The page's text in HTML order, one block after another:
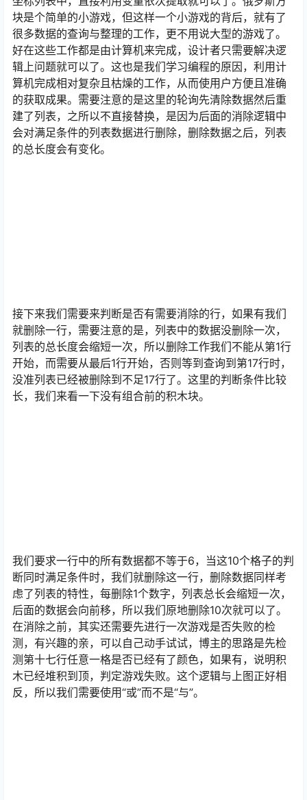
块是个简单的小游戏，但这样一个小游戏的背后，就有了
很多数据的查询与整理的工作，更不用说大型的游戏了。
好在这些工作都是由计算机来完成，设计者只需要解决逻
辑上问题就可以了。这也是我们学习编程的原因，利用计
算机完成相对复杂且枯燥的工作，从而使用户方便且准确
的获取成果。需要注意的是这里的轮询先清除数据然后重
建了列表，之所以不直接替换，是因为后面的消除逻辑中
会对满足条件的列表数据进行删除，删除数据之后，列表
的总长度会有变化。
接下来我们需要来判断是否有需要消除的行，如果有我们
就删除一行，需要注意的是，列表中的数据没删除一次，
列表的总长度会缩短一次，所以删除工作我们不能从第1行
开始，而需要从最后1行开始，否则等到查询到第17行时，
没准列表已经被删除到不足17行了。这里的判断条件比较
长，我们来看一下没有组合前的积木块。
我们要求一行中的所有数据都不等于6，当这10个格子的判
断同时满足条件时，我们就删除这一行，删除数据同样考
虑了列表的特性，每删除1个数字，列表总长会缩短一次，
后面的数据会向前移，所以我们原地删除10次就可以了。
在消除之前，其实还需要先进行一次游戏是否失败的检
测，有兴趣的亲，可以自己动手试试，博主的思路是先检
测第十七行任意一格是否已经有了颜色，如果有，说明积
木已经堆积到顶，判定游戏失败。这个逻辑与上图正好相
反，所以我们需要使用“或”而不是“与”。